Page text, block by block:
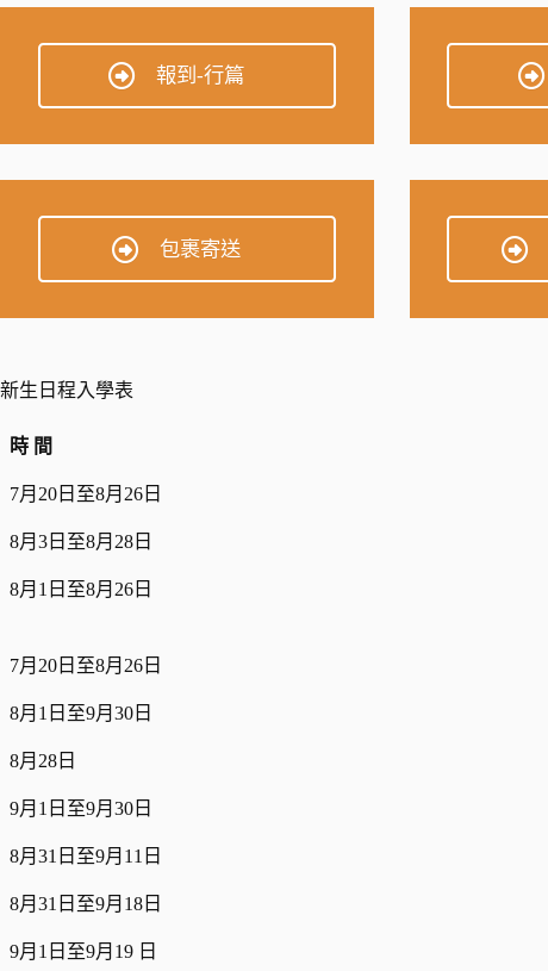
報到-行篇
包裹寄送
新生日程入學表
時 間
7月20日至8月26日
8月3日至8月28日
8月1日至8月26日
7月20日至8月26日
8月1日至9月30日
8月28日
9月1日至9月30日
8月31日至9月11日
8月31日至9月18日
9月1日至9月19 日